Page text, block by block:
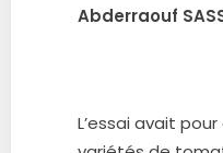
Abderraouf
L’essai avait